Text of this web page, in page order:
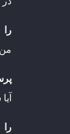
را
را